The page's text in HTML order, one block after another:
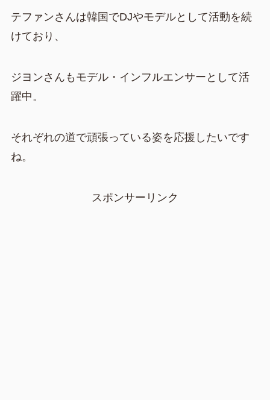
テファンさんは韓国でDJやモデルとして活動を続
けており、
ジヨンさんもモデル・インフルエンサーとして活
躍中。
それぞれの道で頑張っている姿を応援したいです
ね。
スポンサーリンク